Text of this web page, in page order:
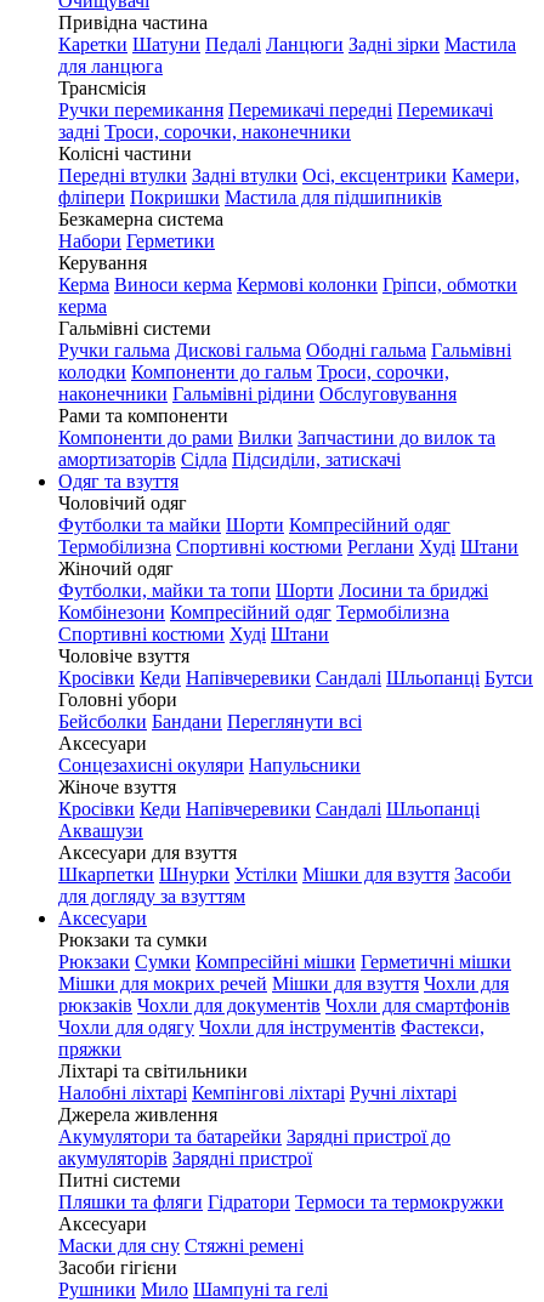
Привідна частина
Каретки Шатуни Педалі Ланцюги Задні зірки Мастила
для ланцюга
Трансмісія
Ручки перемикання Перемикачі передні Перемикачі
задні Троси, сорочки, наконечники
Колісні частини
Передні втулки Задні втулки Осі, ексцентрики Камери,
фліпери Покришки Мастила для підшипників
Безкамерна система
Набори Герметики
Керування
Керма Виноси керма Кермові колонки Гріпси, обмотки
керма
Гальмівні системи
Ручки гальма Дискові гальма Ободні гальма Гальмівні
колодки Компоненти до гальм Троси, сорочки,
наконечники Гальмівні рідини Обслуговування
Рами та компоненти
Компоненти до рами Вилки Запчастини до вилок та
амортизаторів Сідла Підсиділи, затискачі
Одяг та взуття
Чоловічий одяг
Футболки та майки Шорти Компресійний одяг
Термобілизна Спортивні костюми Реглани Худі Штани
Жіночий одяг
Футболки, майки та топи Шорти Лосини та бриджі
Комбінезони Компресійний одяг Термобілизна
Спортивні костюми Худі Штани
Чоловіче взуття
Кросівки Кеди Напівчеревики Сандалі Шльопанці Бутси
Головні убори
Бейсболки Бандани Переглянути всі
Аксесуари
Сонцезахисні окуляри Напульсники
Жіноче взуття
Кросівки Кеди Напівчеревики Сандалі Шльопанці
Аквашузи
Аксесуари для взуття
Шкарпетки Шнурки Устілки Мішки для взуття Засоби
для догляду за взуттям
Аксесуари
Рюкзаки та сумки
Рюкзаки Сумки Компресійні мішки Герметичні мішки
Мішки для мокрих речей Мішки для взуття Чохли для
рюкзаків Чохли для документів Чохли для смартфонів
Чохли для одягу Чохли для інструментів Фастекси,
пряжки
Ліхтарі та світильники
Налобні ліхтарі Кемпінгові ліхтарі Ручні ліхтарі
Джерела живлення
Акумулятори та батарейки Зарядні пристрої до
акумуляторів Зарядні пристрої
Питні системи
Пляшки та фляги Гідратори Термоси та термокружки
Аксесуари
Маски для сну Стяжні ремені
Засоби гігієни
Рушники Мило Шампуні та гелі